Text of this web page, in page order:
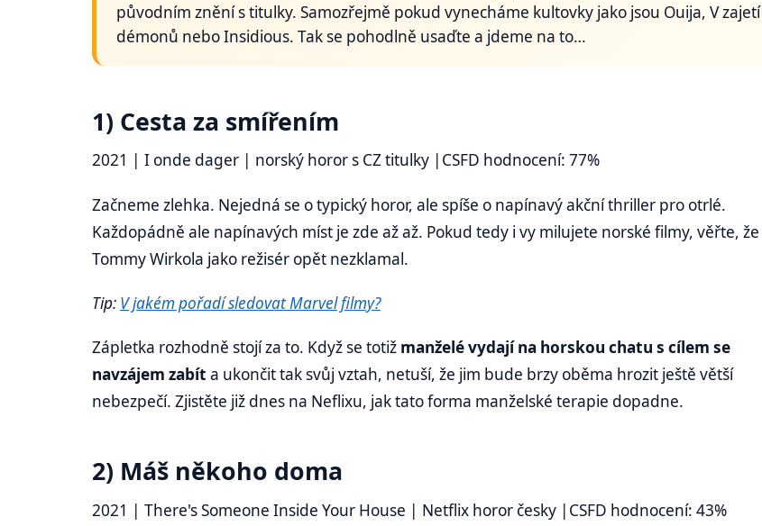
původním znění s titulky. Samozřejmě pokud vynecháme kultovky jako jsou Ouija, V zajetí
démonů nebo Insidious. Tak se pohodlně usaďte a jdeme na to…
1) Cesta za smířením
2021 | I onde dager | norský horor s CZ titulky |CSFD hodnocení: 77%
Začneme zlehka. Nejedná se o typický horor, ale spíše o napínavý akční thriller pro otrlé.
Každopádně ale napínavých míst je zde až až. Pokud tedy i vy milujete norské filmy, věřte, že
Tommy Wirkola jako režisér opět nezklamal.
Tip: V jakém pořadí sledovat Marvel filmy?
Zápletka rozhodně stojí za to. Když se totiž manželé vydají na horskou chatu s cílem se
navzájem zabít a ukončit tak svůj vztah, netuší, že jim bude brzy oběma hrozit ještě větší
nebezpečí. Zjistěte již dnes na Neflixu, jak tato forma manželské terapie dopadne.
2) Máš někoho doma
2021 | There's Someone Inside Your House | Netflix horor česky |CSFD hodnocení: 43%